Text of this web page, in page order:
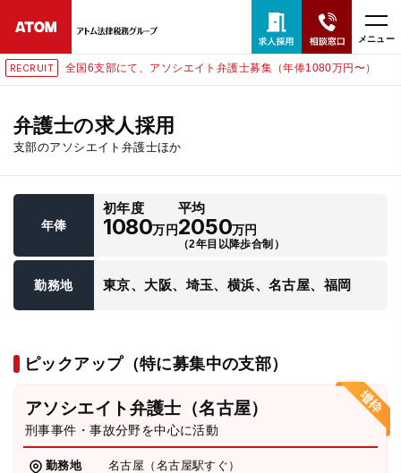
メニュー
RECRUIT 全国6支部にて、アソシエイト弁護士募集（年俸1080万円〜）
弁護士の求人採用
支部のアソシエイト弁護士ほか
年俸
初年度
1080万円
平均
2050万円
（2年目以降歩合制）
勤務地 東京、大阪、埼玉、横浜、名古屋、福岡
ピックアップ（特に募集中の支部）
アソシエイト弁護士（名古屋）
刑事事件・事故分野を中心に活動
勤務地
名古屋（名古屋駅すぐ）
24時間365日全国対応
無料相談窓口はこちら
弁護士・税理士